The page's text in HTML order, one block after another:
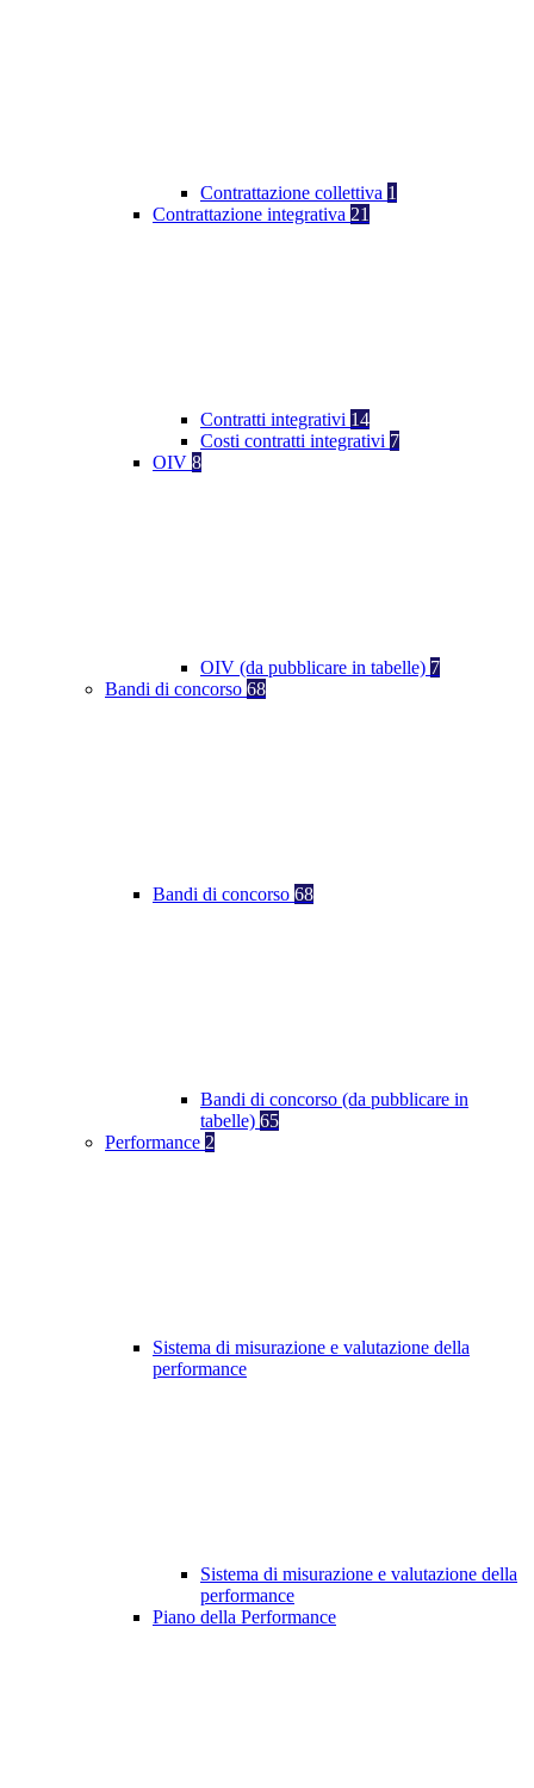
Contrattazione collettiva 1
Contrattazione integrativa 21
Contratti integrativi 14
Costi contratti integrativi 7
OIV 8
OIV (da pubblicare in tabelle) 7
Bandi di concorso 68
Bandi di concorso 68
Bandi di concorso (da pubblicare in
tabelle) 65
Performance 2
Sistema di misurazione e valutazione della
performance
Sistema di misurazione e valutazione della
performance
Piano della Performance